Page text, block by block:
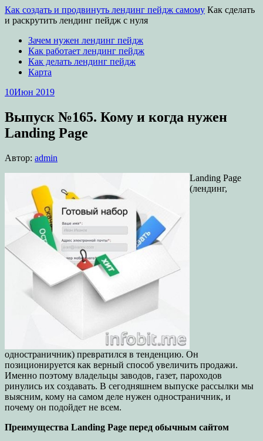
Как создать и продвинуть лендинг пейдж самому Как сделать
и раскрутить лендинг пейдж с нуля
Зачем нужен лендинг пейдж
Как работает лендинг пейдж
Как делать лендинг пейдж
Карта
10Июн 2019
Выпуск №165. Кому и когда нужен
Landing Page
Автор: admin
Landing Page
(лендинг,
одностраничник) превратился в тенденцию. Он
позиционируется как верный способ увеличить продажи.
Именно поэтому владельцы заводов, газет, пароходов
ринулись их создавать. В сегодняшнем выпуске рассылки мы
выясним, кому на самом деле нужен одностраничник, и
почему он подойдет не всем.
Преимущества Landing Page перед обычным сайтом